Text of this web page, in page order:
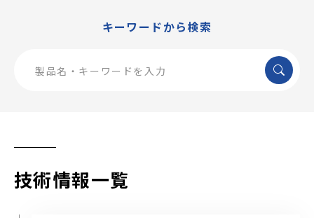
キーワードから検索
技術情報一覧